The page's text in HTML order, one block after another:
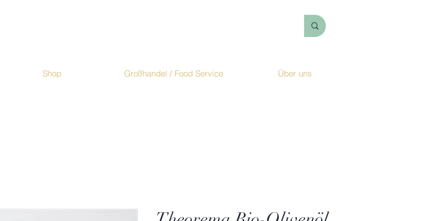
Shop Großhandel / Food Service Über uns